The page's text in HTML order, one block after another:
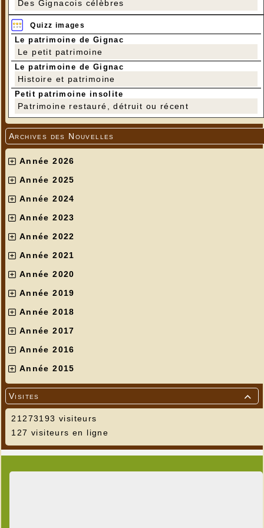
Des Gignacois célèbres
Quizz images
Le patrimoine de Gignac
Le petit patrimoine
Le patrimoine de Gignac
Histoire et patrimoine
Petit patrimoine insolite
Patrimoine restauré, détruit ou récent
Archives des Nouvelles
Année 2026
Année 2025
Année 2024
Année 2023
Année 2022
Année 2021
Année 2020
Année 2019
Année 2018
Année 2017
Année 2016
Année 2015

Visites
21273193 visiteurs
127 visiteurs en ligne